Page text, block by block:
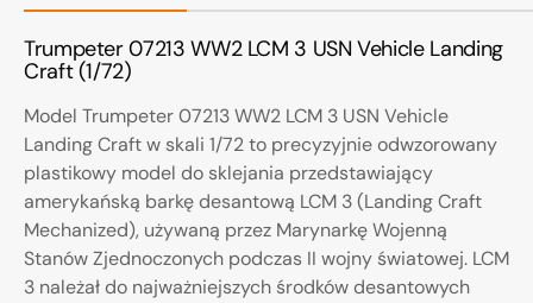
Trumpeter 07213 WW2 LCM 3 USN Vehicle Landing
Craft (1/72)
Model Trumpeter 07213 WW2 LCM 3 USN Vehicle
Landing Craft w skali 1/72 to precyzyjnie odwzorowany
plastikowy model do sklejania przedstawiający
amerykańską barkę desantową LCM 3 (Landing Craft
Mechanized), używaną przez Marynarkę Wojenną
Stanów Zjednoczonych podczas II wojny światowej. LCM
3 należał do najważniejszych środków desantowych